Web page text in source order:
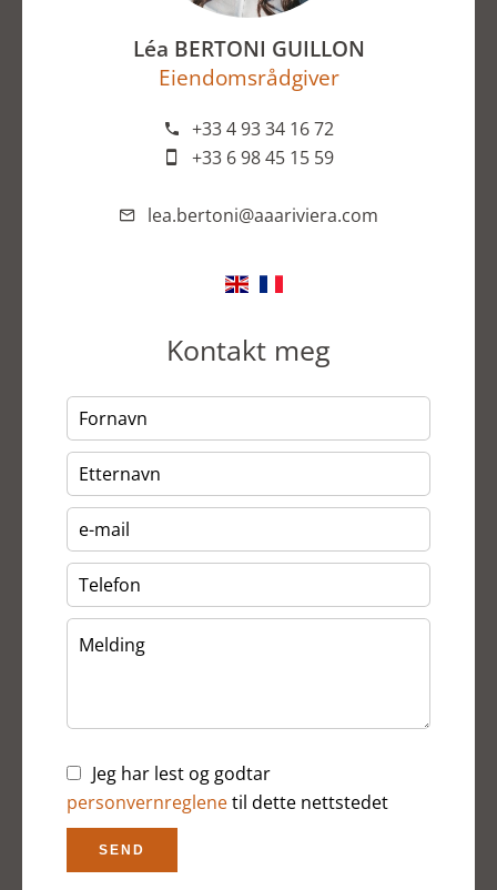
Léa BERTONI GUILLON
Eiendomsrådgiver
+33 4 93 34 16 72
+33 6 98 45 15 59
lea.bertoni@aaariviera.com
Kontakt meg
Jeg har lest og godtar
personvernreglenetil dette nettstedet
SEND